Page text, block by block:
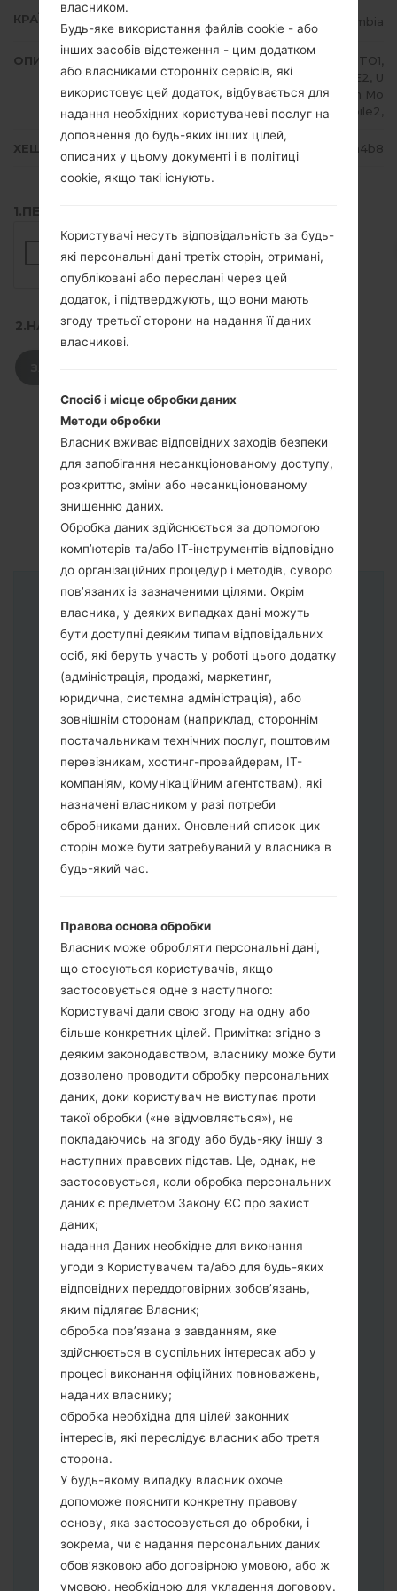
КРАЇНА Colombia
ОПИС
Claro, Movistar, TIGO, ETB, EXITO1,
EXITO2, UFF1, UFF2, U NE1, UNE2, U
NE3, UNE4, Virgin Mobile1, Virgin Mo
bile2,
ХЕШ f187123cf2f0df7486605916748aa4b8
1.ПЕРЕВІРТИ НАЯВНІСТЬ RECAPTCHA
2.НАТИСНІТЬ, ЩОБ ЗАВАНТАЖИТИ
Інструкції
прошивки.
Вам потрібно 1 (Вибрати 1 файл
прошивки тут) або 5 (Вибрати 5 файл
прошивки тут) файлів для прошивки:
AP: "System & Recovery"
CP: "Modem & Radio"
CSC_***: "Country & Region & Operator"
HOME_CSC_***: "Country & Region &
Operator"
Додайте усі файли у програму Odin 3.
Якщо ви хочете прошити телефон та
скинути до заводських налаштувань
оберіть CSC_***, у іншому випадку
виберіть HOME_CSC_*** для
збереження Ваших даних.
Тепер вимкніть пристрій і увійдіть у
"Download" режим. Усі методи як це
зробити:
Натисніть та утримуйти клавіші:
живлення, збільшення гучності та Bixbi.
Натисніть та утримуйте клавіші:
зменшення та збільшення гучності.
Підключивши телефон до ПК
використовуючи USB кабель.
Натисніть та утримуйти клавіші:
живлення, збільшення гучності та
додому.
Підключіть USB кабель та натисніть
клавіші: зменшення звуку та Bixbi.
Натисніть та утримуйти клавіші:
живлення та збільшення гучності.
власником.
Будь-яке використання файлів cookie - або
інших засобів відстеження - цим додатком
або власниками сторонніх сервісів, які
використовує цей додаток, відбувається для
надання необхідних користувачеві послуг на
доповнення до будь-яких інших цілей,
описаних у цьому документі і в політиці
cookie, якщо такі існують.
Користувачі несуть відповідальність за будь-
які персональні дані третіх сторін, отримані,
опубліковані або переслані через цей
додаток, і підтверджують, що вони мають
згоду третьої сторони на надання її даних
власникові.
Спосіб і місце обробки даних
Методи обробки
Власник вживає відповідних заходів безпеки
для запобігання несанкціонованому доступу,
розкриттю, зміни або несанкціонованому
знищенню даних.
Обробка даних здійснюється за допомогою
комп’ютерів та/або ІТ-інструментів відповідно
до організаційних процедур і методів, суворо
пов’язаних із зазначеними цілями. Окрім
власника, у деяких випадках дані можуть
бути доступні деяким типам відповідальних
осіб, які беруть участь у роботі цього додатку
(адміністрація, продажі, маркетинг,
юридична, системна адміністрація), або
зовнішнім сторонам (наприклад, стороннім
постачальникам технічних послуг, поштовим
перевізникам, хостинг-провайдерам, ІТ-
компаніям, комунікаційним агентствам), які
назначені власником у разі потреби
обробниками даних. Оновлений список цих
сторін може бути затребуваний у власника в
будь-який час.
Правова основа обробки
Власник може обробляти персональні дані,
що стосуються користувачів, якщо
застосовується одне з наступного:
Користувачі дали свою згоду на одну або
більше конкретних цілей. Примітка: згідно з
деяким законодавством, власнику може бути
дозволено проводити обробку персональних
даних, доки користувач не виступає проти
такої обробки («не відмовляється»), не
покладаючись на згоду або будь-яку іншу з
наступних правових підстав. Це, однак, не
застосовується, коли обробка персональних
даних є предметом Закону ЄС про захист
даних;
надання Даних необхідне для виконання
угоди з Користувачем та/або для будь-яких
відповідних переддоговірних зобов’язань,
яким підлягає Власник;
обробка пов’язана з завданням, яке
здійснюється в суспільних інтересах або у
процесі виконання офіційних повноважень,
наданих власнику;
обробка необхідна для цілей законних
інтересів, які переслідує власник або третя
сторона.
У будь-якому випадку власник охоче
допоможе пояснити конкретну правову
основу, яка застосовується до обробки, і
зокрема, чи є надання персональних даних
обов’язковою або договірною умовою, або ж
умовою, необхідною для укладення договору.